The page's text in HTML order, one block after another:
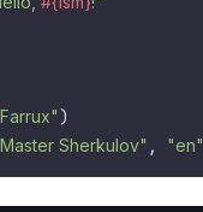
)
Sherkulov" , "en"